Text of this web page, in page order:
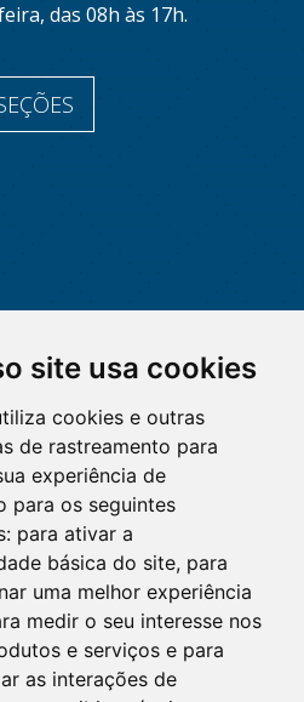
site usa cookies
cookies e outras
de rastreamento para
experiência de
para os seguintes
para ativar a
básica do site, para
uma melhor experiência
medir o seu interesse nos
e serviços e para
as interações de
das 08h às 17h.